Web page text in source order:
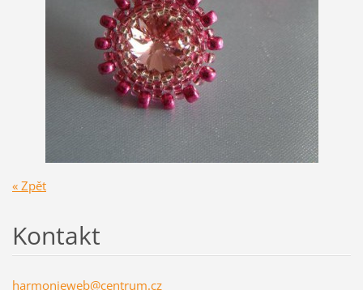
« Zpět
Kontakt
harmonieweb@centrum.cz